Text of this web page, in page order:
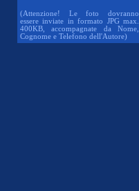
(Attenzione! Le foto dovranno
essere inviate in formato JPG max.
400KB, accompagnate da Nome,
Cognome e Telefono dell'Autore)